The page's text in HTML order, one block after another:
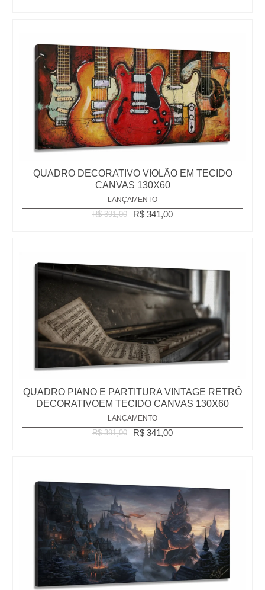
QUADRO DECORATIVO VIOLÃO EM TECIDO
CANVAS 130X60
LANÇAMENTO
R$ 391,00 R$ 341,00
QUADRO PIANO E PARTITURA VINTAGE RETRÔ
DECORATIVOEM TECIDO CANVAS 130X60
LANÇAMENTO
R$ 391,00 R$ 341,00